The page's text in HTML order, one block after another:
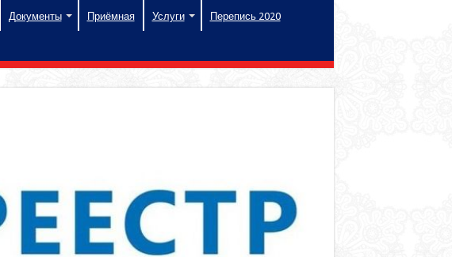
Документы Приёмная Услуги Перепись 2020